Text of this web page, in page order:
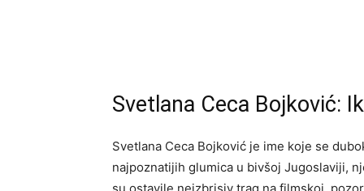
Svetlana Ceca Bojković:
Svetlana Ceca Bojković je ime koje se
najpoznatijih glumica u bivšoj Jugoslaviji,